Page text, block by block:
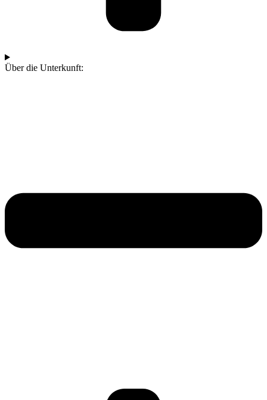
Über die Unterkunft: